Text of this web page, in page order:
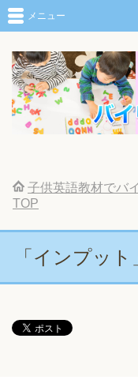
メニュー
子供英語教材でバ
TOP
「インプッ